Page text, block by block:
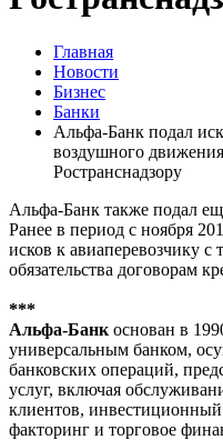
Главная
Новости
Бизнес
Банки
Альфа-Банк подал
воздушного
Ространснадзору
Альфа-Банк также подал
Ранее в период с ноября
исков к авиаперевозчику с
обязательства договорам
***
Альфа-Банк основан в
универсальным банком,
банковских операций,
услуг, включая
клиентов, инвестиционный
факторинг и торговое